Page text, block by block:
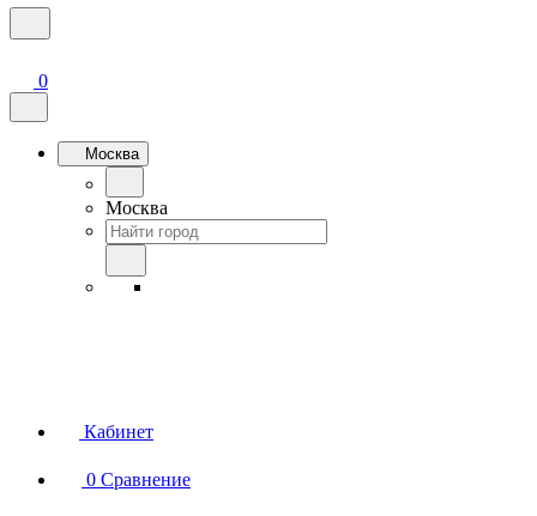
0
Москва
Москва
Кабинет
0 Сравнение